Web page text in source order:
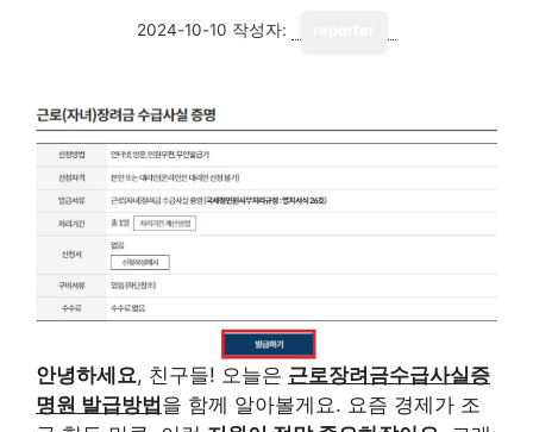
2024-10-10 작성자:
안녕하세요, 친구들! 오늘은 근로장려금수급사실증
명원 발급방법을 함께 알아볼게요. 요즘 경제가 조